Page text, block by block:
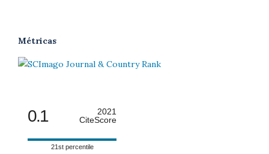
Métricas
0.1
2021
CiteScore
21st percentile